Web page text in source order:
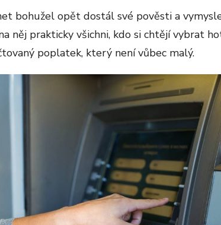
bohužel opět dostál své pověsti a
něj prakticky všichni, kdo si chtějí vybrat
poplatek, který není vůbec malý.